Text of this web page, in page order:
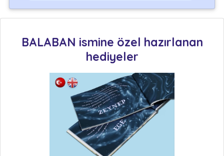
BALABAN ismine özel hazırlanan
hediyeler